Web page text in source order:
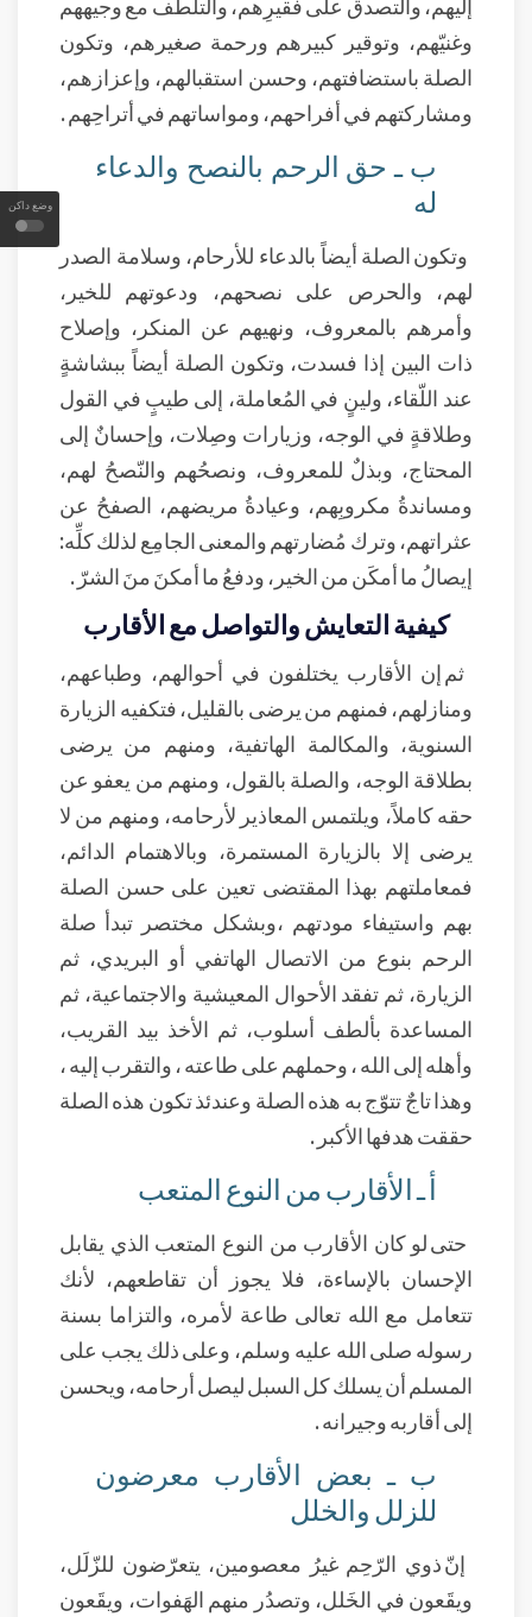
وضع داكن
وغنيّهم، وتوقير كبيرهم ورحمة صغيرهم، وتكون
الصلة باستضافتهم، وحسن استقبالهم، وإعزازهم،
ومشاركتهم في أفراحهم، ومواساتهم في أتراحِهم .
ب ـ حق الرحم بالنصح والدعاء
له
وتكون الصلة أيضاً بالدعاء للأرحام، وسلامة الصدر
لهم، والحرص على نصحهم، ودعوتهم للخير،
وأمرهم بالمعروف، ونهيهم عن المنكر، وإصلاح
ذات البين إذا فسدت، وتكون الصلة أيضاً ببشاشةٍ
عند اللّقاء، ولينٍ في المُعاملة، إلى طيبٍ في القول
وطلاقةٍ في الوجه، وزيارات وصِلات، وإحسانٌ إلى
المحتاج، وبذلٌ للمعروف، ونصحُهم والنّصحُ لهم،
ومساندةُ مكروبِهم، وعيادةُ مريضهم، الصفحُ عن
عثراتهم، وترك مُضارتهم والمعنى الجامِع لذلك كلِّه:
إيصالُ ما أمكَن من الخير، ودفعُ ما أمكنَ منَ الشرّ .
كيفية التعايش والتواصل مع الأقارب
ثم إن الأقارب يختلفون في أحوالهم، وطباعهم،
ومنازلهم، فمنهم من يرضى بالقليل، فتكفيه الزيارة
السنوية، والمكالمة الهاتفية، ومنهم من يرضى
بطلاقة الوجه، والصلة بالقول، ومنهم من يعفو عن
حقه كاملاً، ويلتمس المعاذير لأرحامه، ومنهم من لا
يرضى إلا بالزيارة المستمرة، وبالاهتمام الدائم،
فمعاملتهم بهذا المقتضى تعين على حسن الصلة
بهم واستيفاء مودتهم ،وبشكل مختصر تبدأ صلة
الرحم بنوع من الاتصال الهاتفي أو البريدي، ثم
الزيارة، ثم تفقد الأحوال المعيشية والاجتماعية، ثم
المساعدة بألطف أسلوب، ثم الأخذ بيد القريب،
وأهله إلى الله ، وحملهم على طاعته ، والتقرب إليه ،
وهذا تاجٌ تتوّج به هذه الصلة وعندئذ تكون هذه الصلة
حققت هدفها الأكبر .
أ ـ الأقارب من النوع المتعب
حتى لو كان الأقارب من النوع المتعب الذي يقابل
الإحسان بالإساءة، فلا يجوز أن تقاطعهم، لأنك
تتعامل مع الله تعالى طاعة لأمره، والتزاما بسنة
رسوله صلى الله عليه وسلم، وعلى ذلك يجب على
المسلم أن يسلك كل السبل ليصل أرحامه، ويحسن
إلى أقاربه وجيرانه .
ب ـ بعض الأقارب معرضون
للزلل والخلل
إنّ ذوي الرّحِم غيرُ معصومين، يتعرّضون للزّلَل،
ويقَعون في الخَلل، وتصدُر منهم الهَفوات، ويقَعون